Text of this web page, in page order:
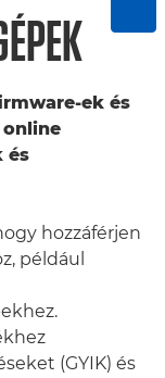
ek és
és
hozzáférjen
például
(GYIK) és